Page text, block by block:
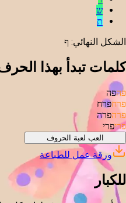
ש
ת
الشكل النهائي: ף
كلمات تبدأ بهذا
פהפה
פרחפרח
פרהפרה
פריפרי
العب لعبة الحروف
ورقة عمل للطباعة
للكبار